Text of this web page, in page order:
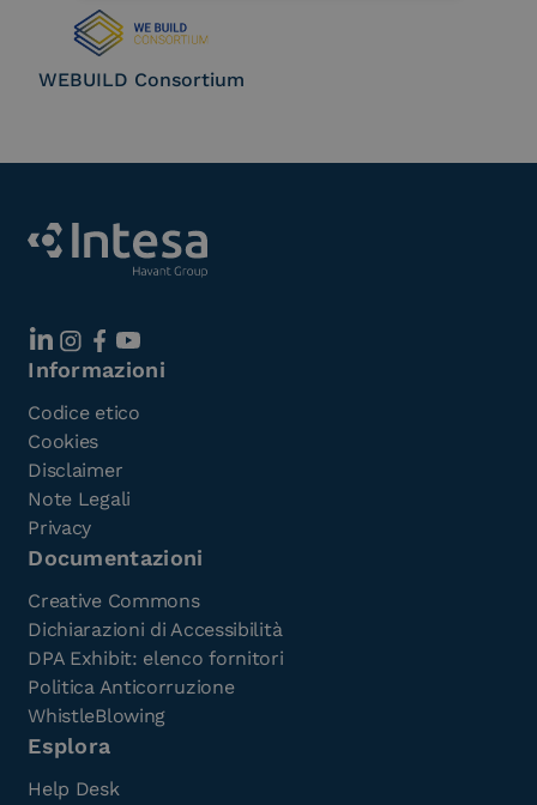
WEBUILD Consortium
Informazioni
Codice etico
Cookies
Disclaimer
Note Legali
Privacy
Documentazioni
Creative Commons
Dichiarazioni di Accessibilità
DPA Exhibit: elenco fornitori
Politica Anticorruzione
WhistleBlowing
Esplora
Help Desk